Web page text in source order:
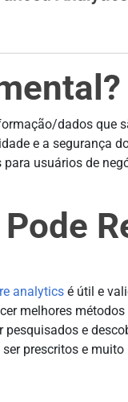
dados que
e a segurança
usuários de
analytics é útil e
melhores
e
prescritos e muito